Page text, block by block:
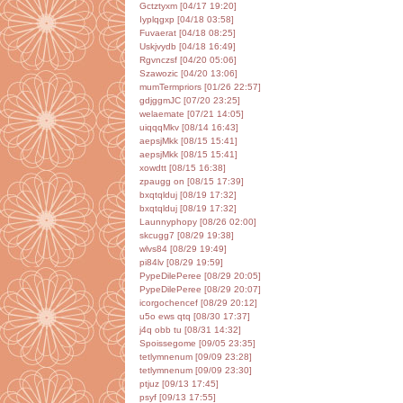
Gctztyxm [04/17 19:20]
Iyplqgxp [04/18 03:58]
Fuvaerat [04/18 08:25]
Uskjvydb [04/18 16:49]
Rgvnczsf [04/20 05:06]
Szawozic [04/20 13:06]
mumTermpriors [01/26 22:57]
gdjggmJC [07/20 23:25]
welaemate [07/21 14:05]
uiqqqMkv [08/14 16:43]
aepsjMkk [08/15 15:41]
aepsjMkk [08/15 15:41]
xowdtt [08/15 16:38]
zpaugg on [08/15 17:39]
bxqtqlduj [08/19 17:32]
bxqtqlduj [08/19 17:32]
Launnyphopy [08/26 02:00]
skcugg7 [08/29 19:38]
wlvs84 [08/29 19:49]
pi84lv [08/29 19:59]
PypeDilePeree [08/29 20:05]
PypeDilePeree [08/29 20:07]
icorgochencef [08/29 20:12]
u5o ews qtq [08/30 17:37]
j4q obb tu [08/31 14:32]
Spoissegome [09/05 23:35]
tetlymnenum [09/09 23:28]
tetlymnenum [09/09 23:30]
ptjuz [09/13 17:45]
psyf [09/13 17:55]